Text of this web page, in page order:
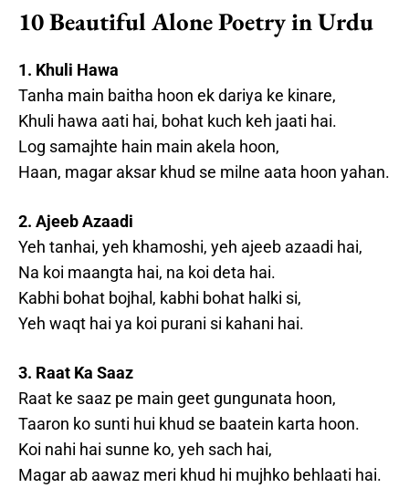
10 Beautiful Alone Poetry in Urdu
1. Khuli Hawa
Tanha main baitha hoon ek dariya ke kinare,
Khuli hawa aati hai, bohat kuch keh jaati hai.
Log samajhte hain main akela hoon,
Haan, magar aksar khud se milne aata hoon yahan.
2. Ajeeb Azaadi
Yeh tanhai, yeh khamoshi, yeh ajeeb azaadi hai,
Na koi maangta hai, na koi deta hai.
Kabhi bohat bojhal, kabhi bohat halki si,
Yeh waqt hai ya koi purani si kahani hai.
3. Raat Ka Saaz
Raat ke saaz pe main geet gungunata hoon,
Taaron ko sunti hui khud se baatein karta hoon.
Koi nahi hai sunne ko, yeh sach hai,
Magar ab aawaz meri khud hi mujhko behlaati hai.